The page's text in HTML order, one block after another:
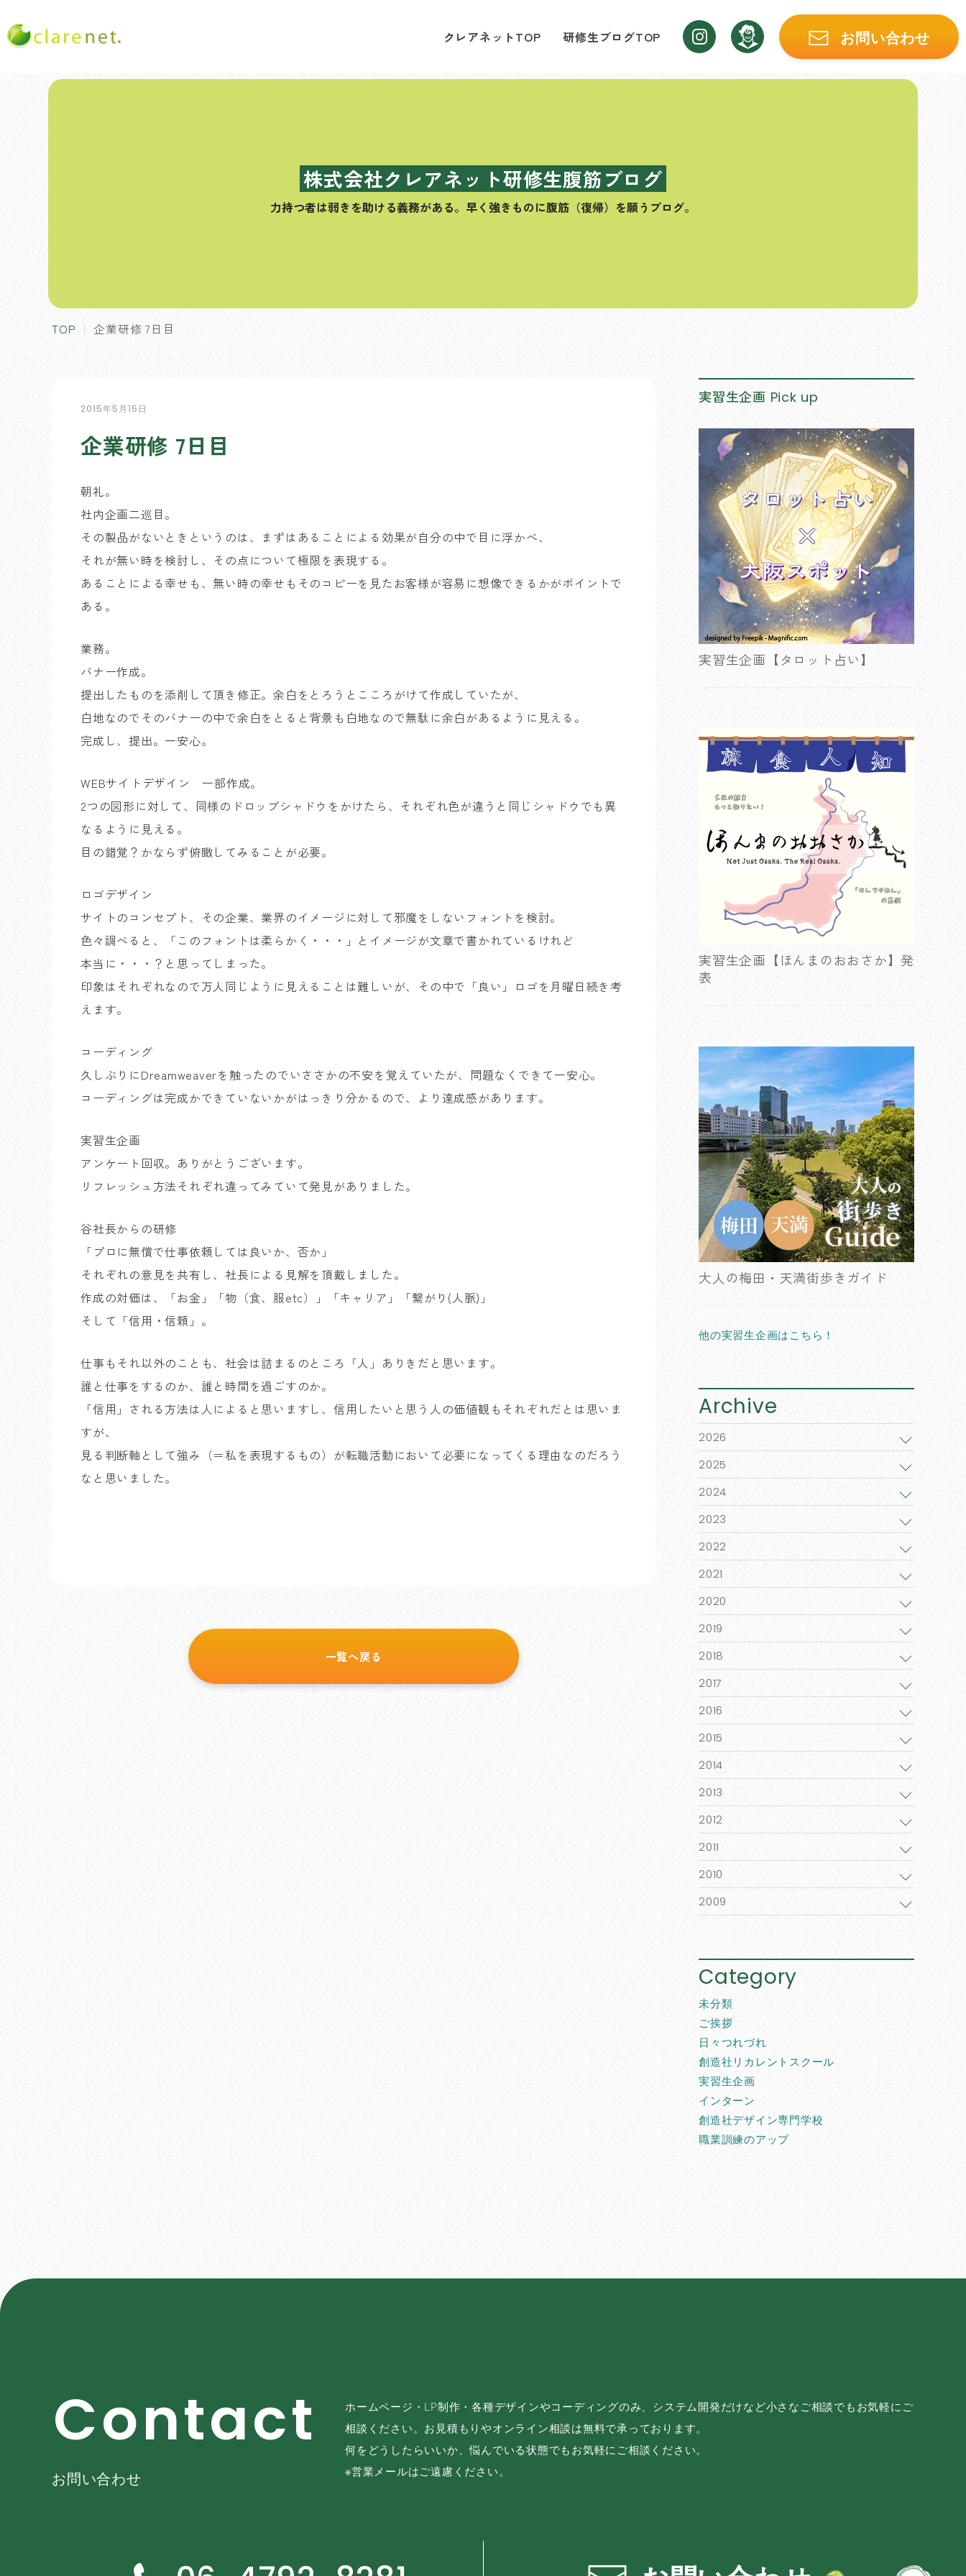
クレアネットTOP 研修生ブログTOP お問い合わせ
株式会社クレアネット研修生腹筋ブログ
力持つ者は弱きを助ける義務がある。 早く強きものに腹筋（復帰）を願うブログ。
TOP 企業研修 7日目
2015年5月15日
企業研修 7日目
朝礼。
社内企画二巡目。
その製品がないときというのは、まずはあることによる効果が自分の中で目に浮かべ、
それが無い時を検討し、その点について極限を表現する。
あることによる幸せも、無い時の幸せもそのコピーを見たお客様が容易に想像できるかがポイントで
ある。
業務。
バナー作成。
提出したものを添削して頂き修正。余白をとろうとこころがけて作成していたが、
白地なのでそのバナーの中で余白をとると背景も白地なので無駄に余白があるように見える。
完成し、提出。一安心。
WEBサイトデザイン 一部作成。
2つの図形に対して、同様のドロップシャドウをかけたら、それぞれ色が違うと同じシャドウでも異
なるように見える。
目の錯覚？かならず俯瞰してみることが必要。
ロゴデザイン
サイトのコンセプト、その企業、業界のイメージに対して邪魔をしないフォントを検討。
色々調べると、「このフォントは柔らかく・・・」とイメージが文章で書かれているけれど
本当に・・・？と思ってしまった。
印象はそれぞれなので万人同じように見えることは難しいが、その中で「良い」ロゴを月曜日続き考
えます。
コーディング
久しぶりにDreamweaverを触ったのでいささかの不安を覚えていたが、問題なくできて一安心。
コーディングは完成かできていないかがはっきり分かるので、より達成感があります。
実習生企画
アンケート回収。ありがとうございます。
リフレッシュ方法それぞれ違ってみていて発見がありました。
谷社長からの研修
「プロに無償で仕事依頼しては良いか、否か」
それぞれの意見を共有し、社長による見解を頂戴しました。
作成の対価は、「お金」「物（食、服etc）」「キャリア」「繋がり(人脈)」
そして「信用・信頼」。
仕事もそれ以外のことも、社会は詰まるのところ「人」ありきだと思います。
誰と仕事をするのか、誰と時間を過ごすのか。
「信用」される方法は人によると思いますし、信用したいと思う人の価値観もそれぞれだとは思いま
すが、
見る判断軸として強み（＝私を表現するもの）が転職活動において必要になってくる理由なのだろう
なと思いました。
一覧へ戻る
実習生企画 Pick up
実習生企画【タロット占い】
実習生企画【ほんまのおおさか】発
表
大人の梅田・天満街歩きガイド
他の実習生企画はこちら！
Archive
2026
2025
2024
2023
2022
2021
2020
2019
2018
2017
2016
2015
2014
2013
2012
2011
2010
2009
Category
未分類
ご挨拶
日々つれづれ
創造社リカレントスクール
実習生企画
インターン
創造社デザイン専門学校
職業訓練のアップ
Contact
お問い合わせ
ホームページ・LP制作・各種デザインやコーディングのみ、システム開発だけなど小さなご相談でもお気軽にご
相談ください。お見積もりやオンライン相談は無料で承っております。
何をどうしたらいいか、悩んでいる状態でもお気軽にご相談ください。
※営業メールはご遠慮ください。